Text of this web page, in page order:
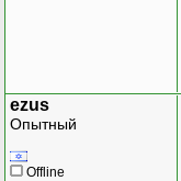
ezus
Опытный
Offline